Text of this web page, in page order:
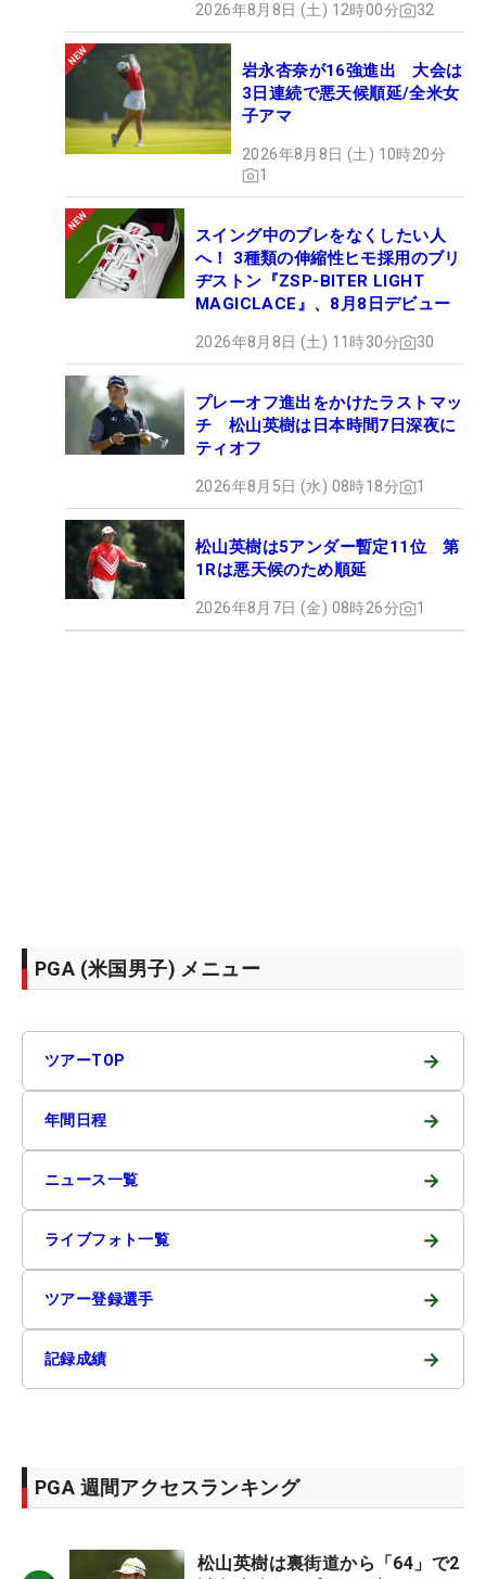
2026年8月8日 (土) 12時00分 32
岩永杏奈が16強進出 大会は
3日連続で悪天候順延/全米女
子アマ
2026年8月8日 (土) 10時20分
1
スイング中のブレをなくしたい人
へ！ 3種類の伸縮性ヒモ採用のブリ
ヂストン『ZSP-BITER LIGHT
MAGICLACE』、8月8日デビュー
2026年8月8日 (土) 11時30分 30
プレーオフ進出をかけたラストマッ
チ 松山英樹は日本時間7日深夜に
ティオフ
2026年8月5日 (水) 08時18分 1
松山英樹は5アンダー暫定11位 第
1Rは悪天候のため順延
2026年8月7日 (金) 08時26分 1
PGA (米国男子) メニュー
ツアーTOP →
年間日程 →
ニュース一覧 →
ライブフォト一覧 →
ツアー登録選手 →
記録成績 →
PGA 週間アクセスランキング
松山英樹は裏街道から「64」で2